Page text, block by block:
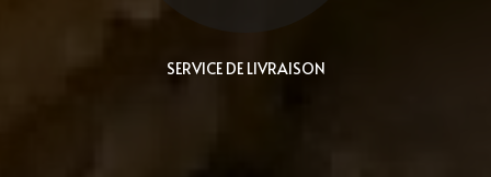
SERVICE DE LIVRAISON